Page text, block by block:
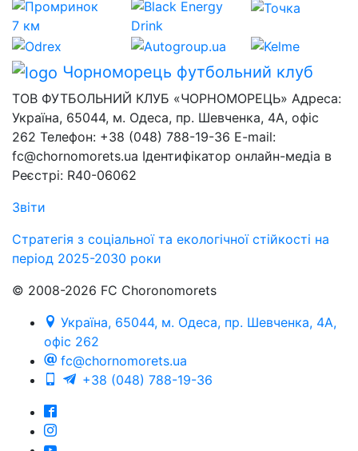
Чорноморець футбольний клуб
ТОВ ФУТБОЛЬНИЙ КЛУБ «ЧОРНОМОРЕЦЬ» Адреса:
Україна, 65044, м. Одеса, пр. Шевченка, 4А, офіс
262 Телефон: +38 (048) 788-19-36 E-mail:
fc@chornomorets.ua Ідентифікатор онлайн-медіа в
Реєстрі: R40-06062
Звіти
Стратегія з соціальної та екологічної стійкості на
період 2025-2030 роки
© 2008-2026 FC Choronomorets
Україна, 65044, м. Одеса, пр. Шевченка, 4А,
офіс 262
fc@chornomorets.ua
+38 (048) 788-19-36